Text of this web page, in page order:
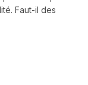
Faut-il des